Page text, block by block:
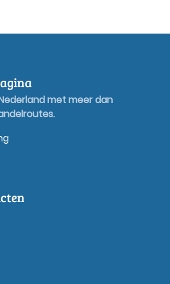
met meer dan